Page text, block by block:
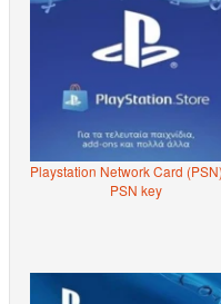
PSN key